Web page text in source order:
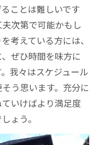
ことは難しいです
次第で可能かもし
考えている方には、
ぜひ時間を味方に
我々はスケジュール
う思います。充分に
いけばより満足度
ょう。